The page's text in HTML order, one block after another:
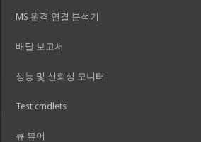
MS 원격 연결 분석기
배달 보고서
성능 및 신뢰성 모니터
Test cmdlets
큐 뷰어